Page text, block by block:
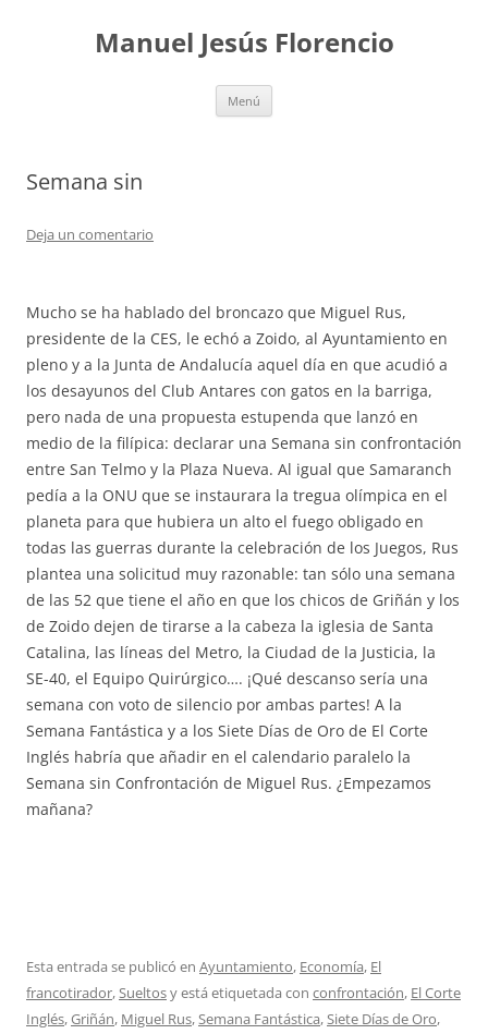
contenidoManuel Jesús Florencio
Menú
Semana sin
Deja un comentario
Mucho se ha hablado del broncazo que Miguel Rus,
presidente de la CES, le echó a Zoido, al Ayuntamiento en
pleno y a la Junta de Andalucía aquel día en que acudió a
los desayunos del Club Antares con gatos en la barriga,
pero nada de una propuesta estupenda que lanzó en
medio de la filípica: declarar una Semana sin confrontación
entre San Telmo y la Plaza Nueva. Al igual que Samaranch
pedía a la ONU que se instaurara la tregua olímpica en el
planeta para que hubiera un alto el fuego obligado en
todas las guerras durante la celebración de los Juegos, Rus
plantea una solicitud muy razonable: tan sólo una semana
de las 52 que tiene el año en que los chicos de Griñán y los
de Zoido dejen de tirarse a la cabeza la iglesia de Santa
Catalina, las líneas del Metro, la Ciudad de la Justicia, la
SE-40, el Equipo Quirúrgico…. ¡Qué descanso sería una
semana con voto de silencio por ambas partes! A la
Semana Fantástica y a los Siete Días de Oro de El Corte
Inglés habría que añadir en el calendario paralelo la
Semana sin Confrontación de Miguel Rus. ¿Empezamos
mañana?
Esta entrada se publicó en Ayuntamiento, Economía, El
francotirador,Sueltosy está etiquetada con confrontación, El Corte
Inglés,Griñán, Miguel Rus,Semana Fantástica,Siete Días de Oro,